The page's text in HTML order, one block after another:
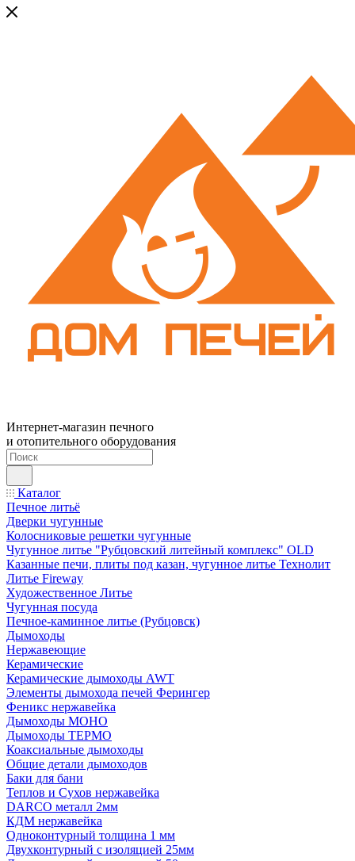
Интернет-магазин печного
и отопительного оборудования
Каталог
Печное литьё
Дверки чугунные
Колосниковые решетки чугунные
Чугунное литье "Рубцовский литейный комплекс" OLD
Казанные печи, плиты под казан, чугунное литье Технолит
Литье Fireway
Художественное Литье
Чугунная посуда
Печное-каминное литье (Рубцовск)
Дымоходы
Нержавеющие
Керамические
Керамические дымоходы AWT
Элементы дымохода печей Ферингер
Феникс нержавейка
Дымоходы МОНО
Дымоходы ТЕРМО
Коаксиальные дымоходы
Общие детали дымоходов
Баки для бани
Теплов и Сухов нержавейка
DARCO металл 2мм
КДМ нержавейка
Одноконтурный толщина 1 мм
Двухконтурный с изоляцией 25мм